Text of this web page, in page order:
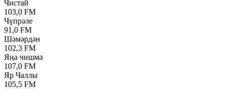
Чистай
103,0 FM
Чүпрәле
91,0 FM
Шәмәрдән
102,3 FM
Яңа чишмә
107,0 FM
Яр Чаллы
105,5 FM